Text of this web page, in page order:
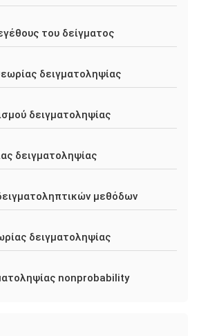
του δείγματος
δειγματοληψίας
δειγματοληψίας
δειγματοληψίας
μεθόδων
δειγματοληψίας
nonprobability